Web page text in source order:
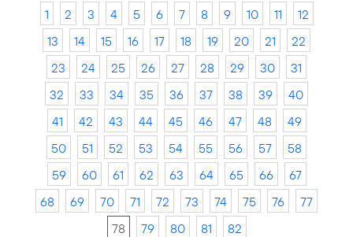
1 2 3 4 5 6 7 8 9 10 11
12
13
14 15 16 17 18 19 20 21
22
23
24 25 26 27 28 29 30
31
32
33 34 35 36 37 38 39
40
41
42 43 44 45 46 47 48
49
50
51 52 53 54 55 56 57
58
59
60 61 62 63 64 65 66
67
68
69 70 71 72 73 74 75 76
77
78
79 80 81 82